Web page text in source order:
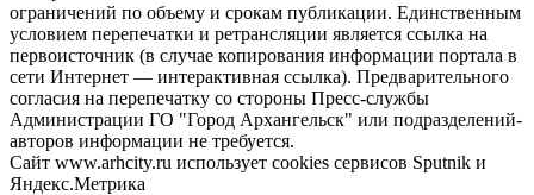
ограничений по объему и срокам публикации. Единственным
условием перепечатки и ретрансляции является ссылка на
первоисточник (в случае копирования информации портала в
сети Интернет — интерактивная ссылка). Предварительного
согласия на перепечатку со стороны Пресс-службы
Администрации ГО "Город Архангельск" или подразделений-
авторов информации не требуется.
Сайт www.arhcity.ru использует cookies сервисов Sputnik и
Яндекс.Метрика